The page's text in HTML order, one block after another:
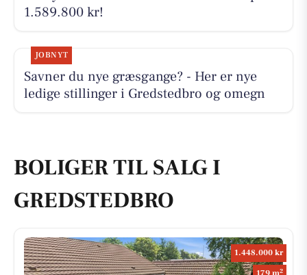
1.589.800 kr!
JOBNYT
Savner du nye græsgange? - Her er nye
ledige stillinger i Gredstedbro og omegn
BOLIGER TIL SALG I
GREDSTEDBRO
1.448.000 kr
2